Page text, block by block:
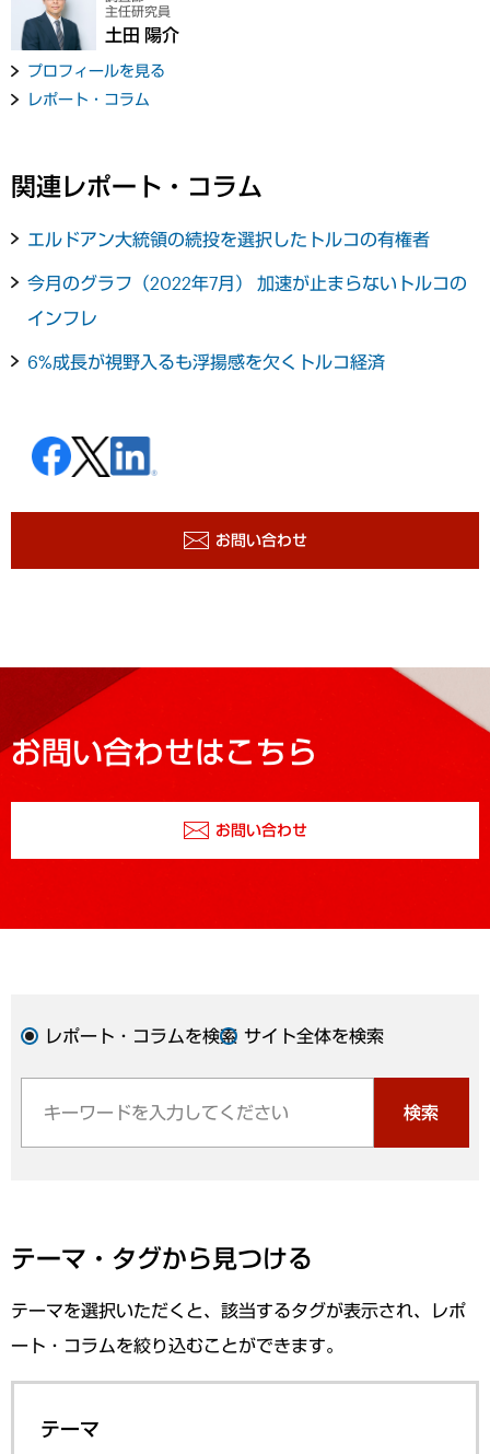
主任研究員
土田 陽介
プロフィールを見る
レポート・コラム
関連レポート・コラム
エルドアン大統領の続投を選択したトルコの有権者
今月のグラフ（2022年7月） 加速が止まらないトルコの
インフレ
6%成長が視野入るも浮揚感を欠くトルコ経済
お問い合わせ
お問い合わせはこちら
お問い合わせ
レポート・コラムを検索 サイト全体を検索
検索
テーマ・タグから見つける
テーマを選択いただくと、該当するタグが表示され、レポ
ート・コラムを絞り込むことができます。
テーマ